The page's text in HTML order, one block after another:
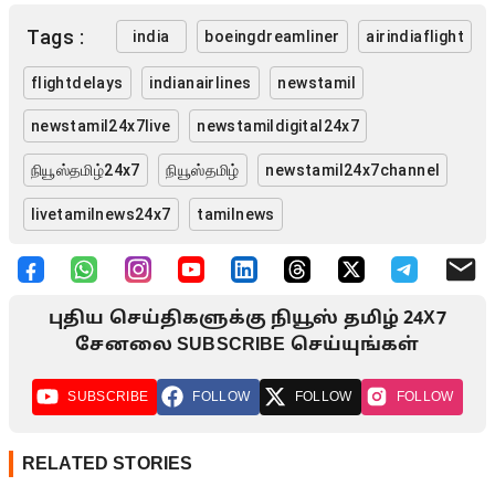
Tags : india boeingdreamliner airindiaflight
flightdelays indianairlines newstamil
newstamil24x7live newstamildigital24x7
நியூஸ்தமிழ்24x7 நியூஸ்தமிழ் newstamil24x7channel
livetamilnews24x7 tamilnews
புதிய செய்திகளுக்கு நியூஸ் தமிழ் 24X7
சேனலை SUBSCRIBE செய்யுங்கள்
SUBSCRIBE FOLLOW FOLLOW FOLLOW
RELATED STORIES